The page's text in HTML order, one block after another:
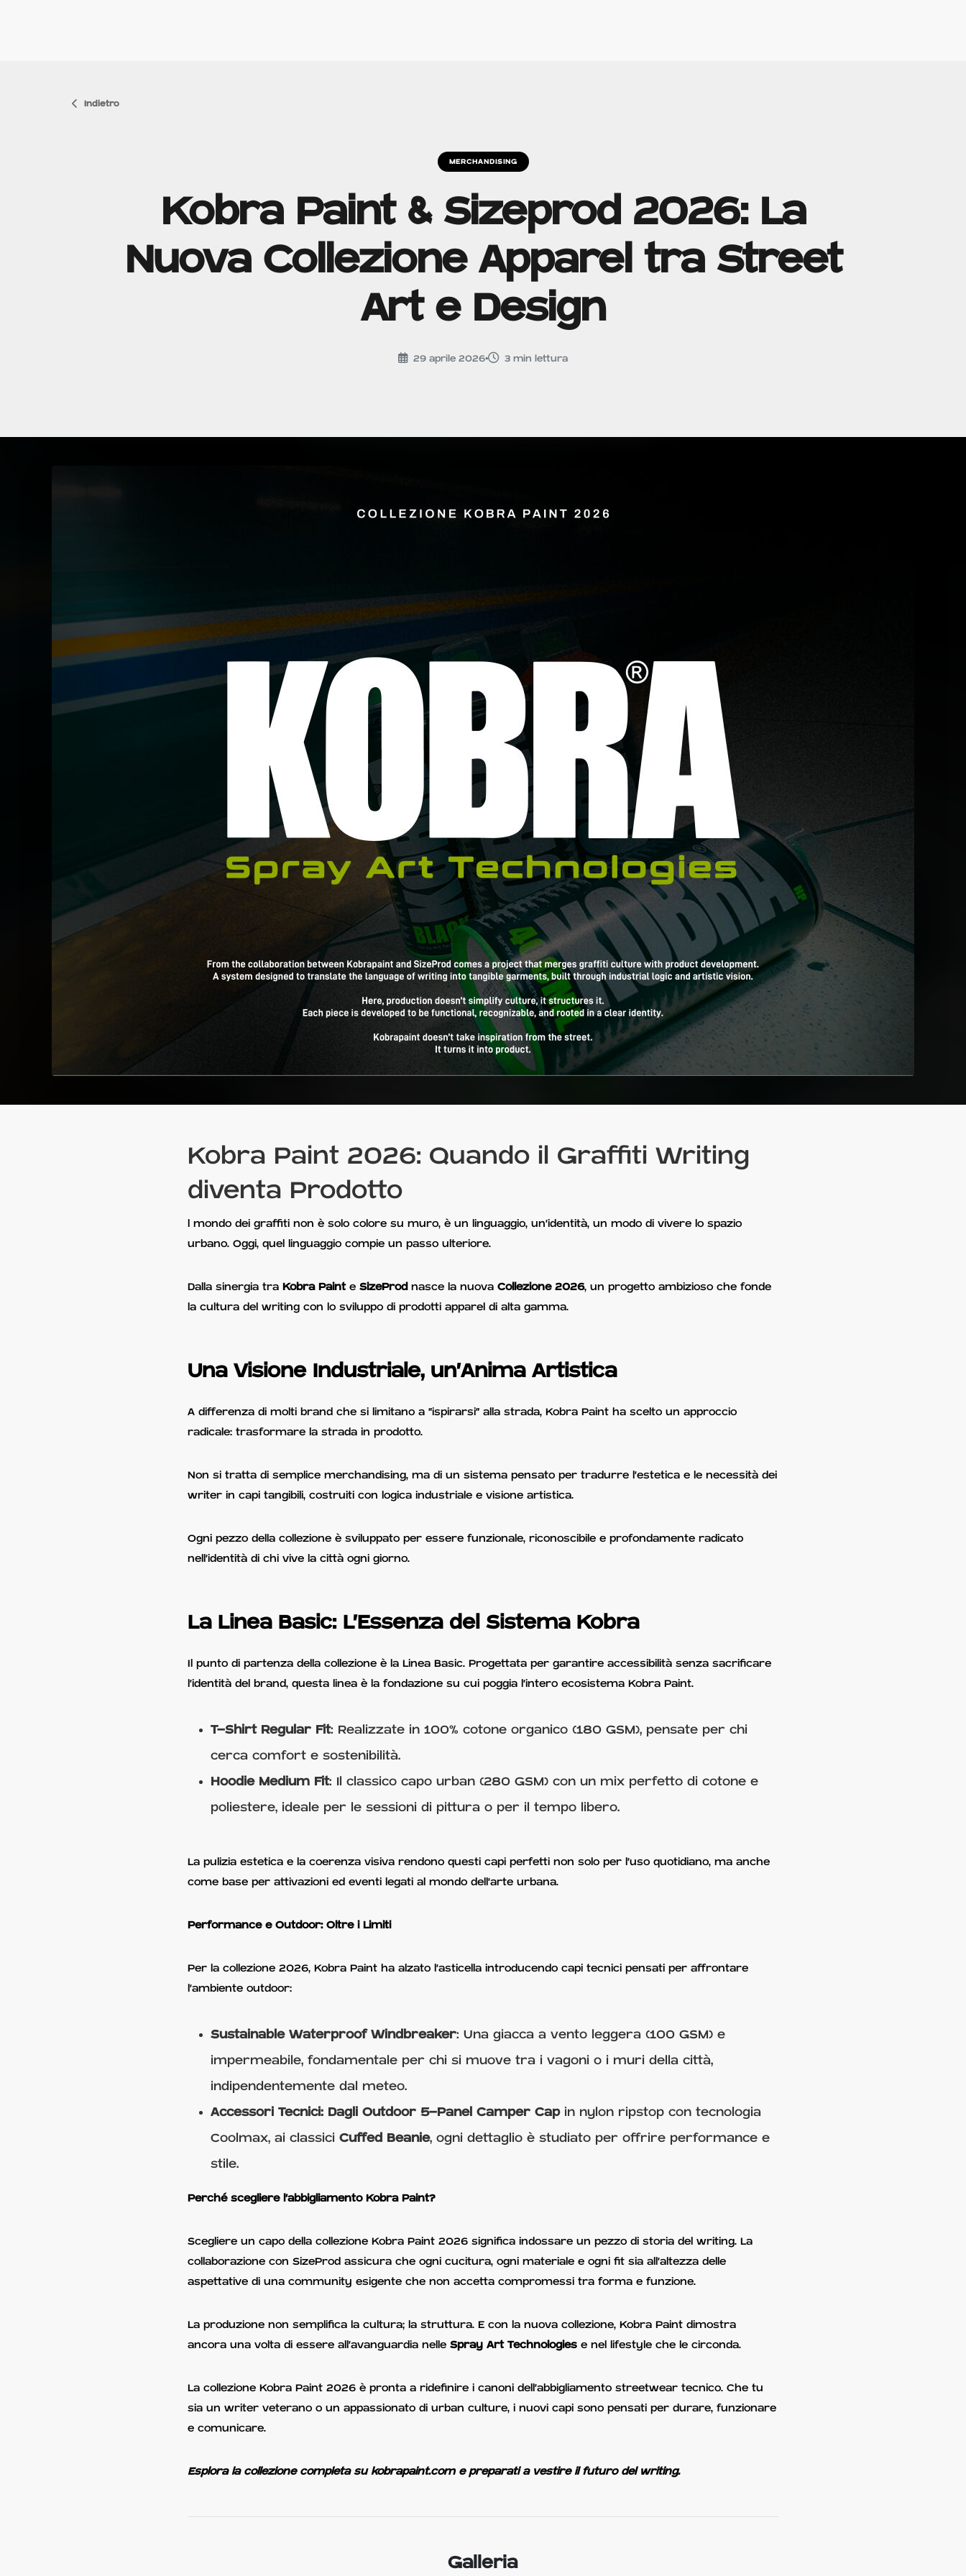
Indietro
MERCHANDISING
Kobra Paint & Sizeprod 2026: La
Nuova Collezione Apparel tra Street
Art e Design
29 aprile 2026• 3 min lettura
Kobra Paint 2026: Quando il Graffiti Writing
diventa Prodotto
l mondo dei graffiti non è solo colore su muro, è un linguaggio, un’identità, un modo di vivere lo spazio
urbano. Oggi, quel linguaggio compie un passo ulteriore.
Dalla sinergia tra Kobra PainteSizeProd nasce la nuovaCollezione 2026, un progetto ambizioso che fonde
la cultura del writing con lo sviluppo di prodotti apparel di alta gamma.
Una Visione Industriale, un’Anima Artistica
A differenza di molti brand che si limitano a "ispirarsi" alla strada, Kobra Paint ha scelto un approccio
radicale: trasformare la strada in prodotto.
Non si tratta di semplice merchandising, ma di un sistema pensato per tradurre l'estetica e le necessità dei
writer in capi tangibili, costruiti con logica industriale e visione artistica.
Ogni pezzo della collezione è sviluppato per essere funzionale, riconoscibile e profondamente radicato
nell'identità di chi vive la città ogni giorno.
La Linea Basic: L'Essenza del Sistema Kobra
Il punto di partenza della collezione è la Linea Basic. Progettata per garantire accessibilità senza sacrificare
l'identità del brand, questa linea è la fondazione su cui poggia l'intero ecosistema Kobra Paint.
T-Shirt Regular Fit: Realizzate in 100% cotone organico (180 GSM), pensate per chi
cerca comfort e sostenibilità.
Hoodie Medium Fit: Il classico capo urban (280 GSM) con un mix perfetto di cotone e
poliestere, ideale per le sessioni di pittura o per il tempo libero.
La pulizia estetica e la coerenza visiva rendono questi capi perfetti non solo per l'uso quotidiano, ma anche
come base per attivazioni ed eventi legati al mondo dell'arte urbana.
Performance e Outdoor: Oltre i Limiti
Per la collezione 2026, Kobra Paint ha alzato l'asticella introducendo capi tecnici pensati per affrontare
l'ambiente outdoor:
Sustainable Waterproof Windbreaker: Una giacca a vento leggera (100 GSM) e
impermeabile, fondamentale per chi si muove tra i vagoni o i muri della città,
indipendentemente dal meteo.
Accessori Tecnici: Dagli Outdoor 5-Panel Camper Capin nylon ripstop con tecnologia
Coolmax, ai classiciCuffed Beanie, ogni dettaglio è studiato per offrire performance e
stile.
Perché scegliere l'abbigliamento Kobra Paint?
Scegliere un capo della collezione Kobra Paint 2026 significa indossare un pezzo di storia del writing. La
collaborazione con SizeProd assicura che ogni cucitura, ogni materiale e ogni fit sia all'altezza delle
aspettative di una community esigente che non accetta compromessi tra forma e funzione.
La produzione non semplifica la cultura; la struttura. E con la nuova collezione, Kobra Paint dimostra
ancora una volta di essere all'avanguardia nelleSpray Art Technologiese nel lifestyle che le circonda.
La collezione Kobra Paint 2026 è pronta a ridefinire i canoni dell'abbigliamento streetwear tecnico. Che tu
sia un writer veterano o un appassionato di urban culture, i nuovi capi sono pensati per durare, funzionare
e comunicare.
Esplora la collezione completa su kobrapaint.com e preparati a vestire il futuro del writing.
Galleria